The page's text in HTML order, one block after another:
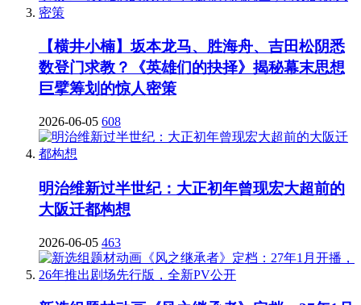
【横井小楠】坂本龙马、胜海舟、吉田松阴悉
数登门求教？《英雄们的抉择》揭秘幕末思想
巨擘筹划的惊人密策
2026-06-05 608
明治维新过半世纪：大正初年曾现宏大超前的
大阪迁都构想
2026-06-05 463